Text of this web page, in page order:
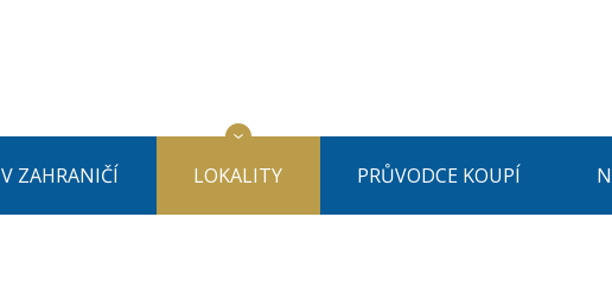
V ZAHRANIČÍ LOKALITY PRŮVODCE KOUPÍ